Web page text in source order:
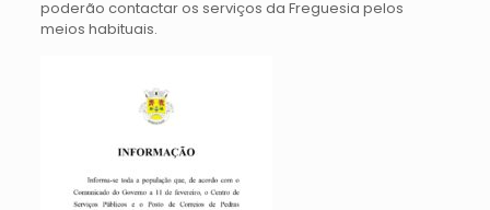
poderão contactar os serviços da Freguesia pelos
meios habituais.